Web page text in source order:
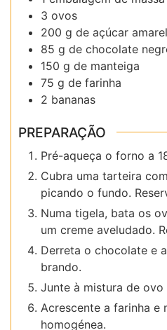
3 ovos
200 g de açúcar
85 g de chocolate
150 g de manteiga
75 g de farinha
2 bananas
PREPARAÇÃO
Pré-aqueça o forno a
Cubra uma tarteira
picando o fundo.
Numa tigela, bata os
um creme aveludado.
Derreta o chocolate e
brando.
Junte à mistura de ovo
Acrescente a farinha e
homogénea.